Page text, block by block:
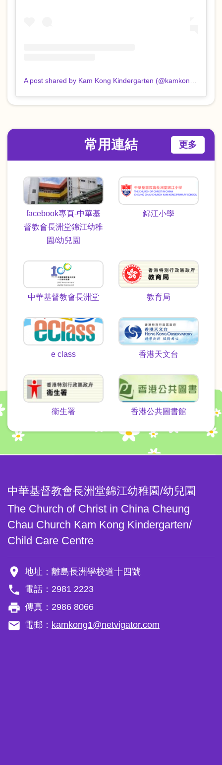
常用連結 更多
facebook專頁-中華基
督教會長洲堂錦江幼稚
園/幼兒園
錦江小學
中華基督教會長洲堂 教育局
e class 香港天文台
衞生署 香港公共圖書館
中華基督教會長洲堂錦江幼稚園/幼兒園
The Church of Christ in China Cheung
Chau Church Kam Kong Kindergarten/
Child Care Centre
room 地址：離島長洲學校道十四號
phone 電話：2981 2223
local_printshop 傳真：2986 8066
email 電郵： kamkong1@netvigator.com